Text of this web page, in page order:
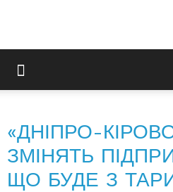
«ДНІПРО-
ЗМІНЯТЬ
ЩО БУДЕ З